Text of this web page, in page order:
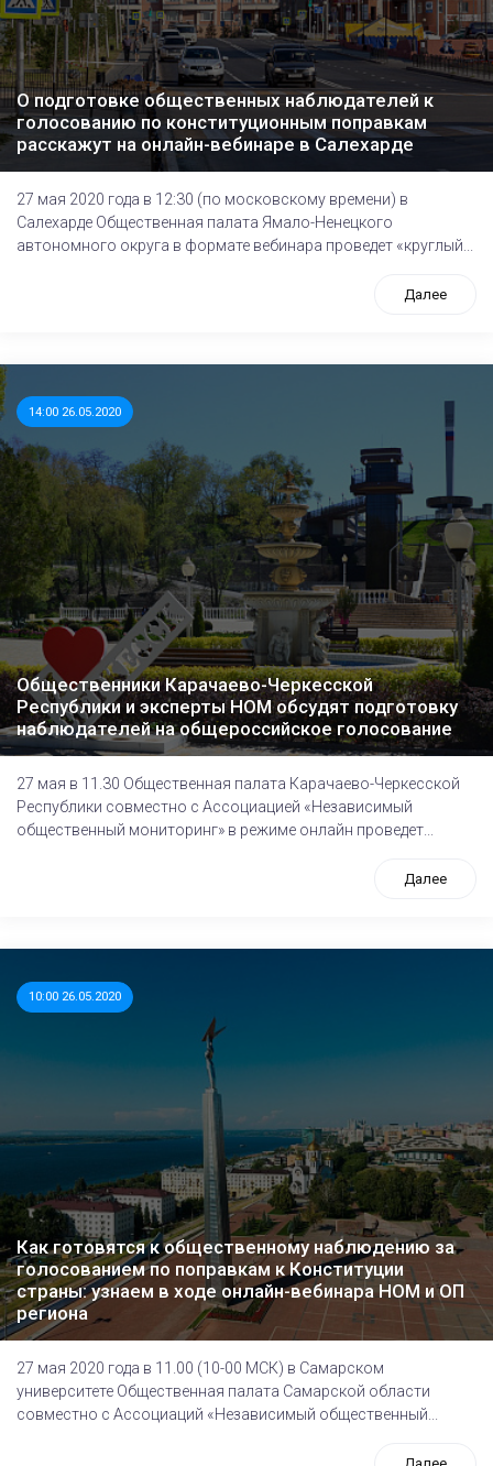
О подготовке общественных наблюдателей к
голосованию по конституционным поправкам
расскажут на онлайн-вебинаре в Салехарде
27 мая 2020 года в 12:30 (по московскому времени) в
Салехарде Общественная палата Ямало-Ненецкого
автономного округа в формате вебинара проведет «круглый...
Далее
14:00 26.05.2020
Общественники Карачаево-Черкесской
Республики и эксперты НОМ обсудят подготовку
наблюдателей на общероссийское голосование
27 мая в 11.30 Общественная палата Карачаево-Черкесской
Республики совместно с Ассоциацией «Независимый
общественный мониторинг» в режиме онлайн проведет...
Далее
10:00 26.05.2020
Как готовятся к общественному наблюдению за
голосованием по поправкам к Конституции
страны: узнаем в ходе онлайн-вебинара НОМ и ОП
региона
27 мая 2020 года в 11.00 (10-00 МСК) в Самарском
университете Общественная палата Самарской области
совместно с Ассоциаций «Независимый общественный...